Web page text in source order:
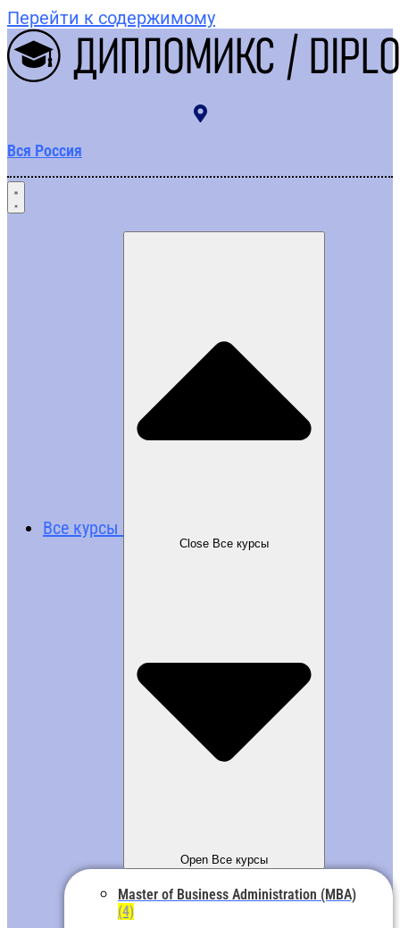
Перейти к содержимому
Вся Россия
Все курсы
Close Все курсы
Open Все курсы
Master of Business Administration (MBA)
(4)